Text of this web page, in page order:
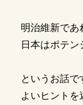
明治維新であ
日本はポテン
というお話で
よいヒントを